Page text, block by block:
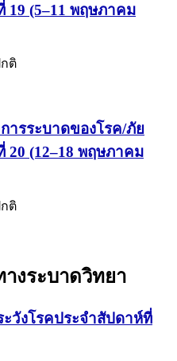
19 (5–11 พฤษภาคม
ติ
ารระบาดของโรค/ภัย
(12–18 พฤษภาคม
ติ
างระบาดวิทยา
ะวังโรคประจำสัปดาห์ที่